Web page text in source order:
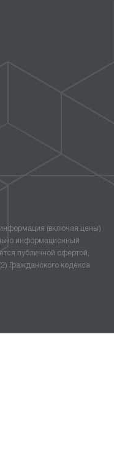
(включая цены)
информационный
публичной офертой,
Гражданского кодекса